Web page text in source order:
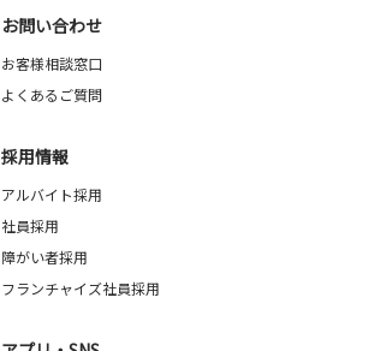
お問い合わせ
お客様相談窓口
よくあるご質問
採用情報
アルバイト採用
社員採用
障がい者採用
フランチャイズ社員採用